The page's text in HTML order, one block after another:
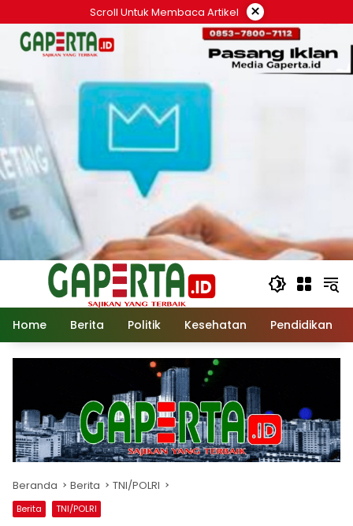
ke
konten
Scroll Untuk Membaca Artikel ×
Home Berita Politik Kesehatan Pendidikan
Beranda Berita TNI/POLRI
Berita TNI/POLRI